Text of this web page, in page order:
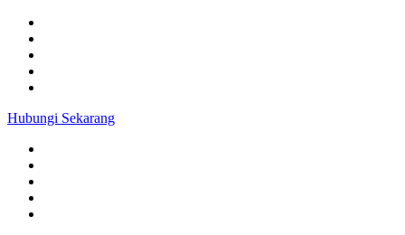
Hubungi Sekarang